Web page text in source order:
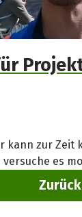
kann zur Zeit
es
Zurück